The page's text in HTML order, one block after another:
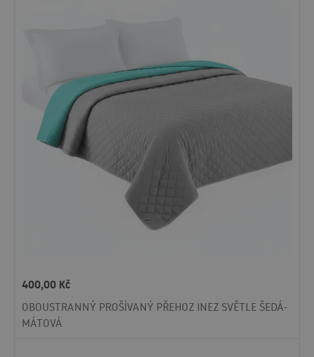
400,00 Kč
OBOUSTRANNÝ PROŠÍVANÝ PŘEHOZ INEZ SVĚTLE ŠEDÁ-
MÁTOVÁ